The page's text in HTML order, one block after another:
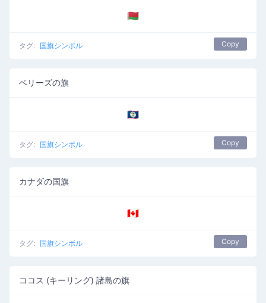
🇧🇾
タグ: 国旗シンボル Copy
ベリーズの旗
🇧🇿
タグ: 国旗シンボル Copy
カナダの国旗
🇨🇦
タグ: 国旗シンボル Copy
ココス (キーリング) 諸島の旗